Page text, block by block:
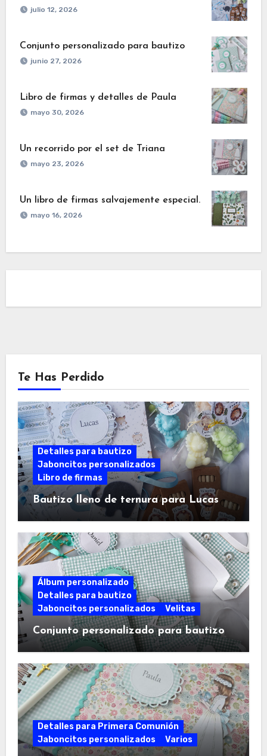
julio 12, 2026
Conjunto personalizado para bautizo
junio 27, 2026
Libro de firmas y detalles de Paula
mayo 30, 2026
Un recorrido por el set de Triana
mayo 23, 2026
Un libro de firmas salvajemente especial.
mayo 16, 2026
Te Has Perdido
Detalles para bautizo
Jaboncitos personalizados
Libro de firmas
Bautizo lleno de ternura para Lucas
Álbum personalizado
Detalles para bautizo
Jaboncitos personalizados
Velitas
Conjunto personalizado para bautizo
Detalles para Primera Comunión
Jaboncitos personalizados
Varios